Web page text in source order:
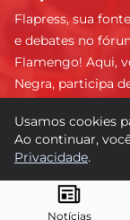
Notícias
Flapress, sua
e debates no
Flamengo! Aqui,
Negra, participa
lance e esteja
apaixonada do
© 2026
Usamos cookies
Ao continuar,
Privacidade.